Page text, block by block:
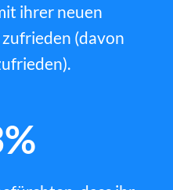
ihrer neuen
(davon